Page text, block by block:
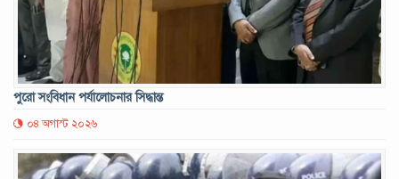
পুরো সংবিধান পর্যালোচনার সিদ্ধান্ত
০৪ অগাস্ট ২০২৬